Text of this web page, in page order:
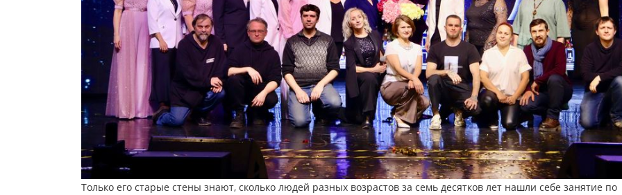
Только его старые стены знают, сколько людей разных возрастов за семь десятков лет нашли себе занятие по